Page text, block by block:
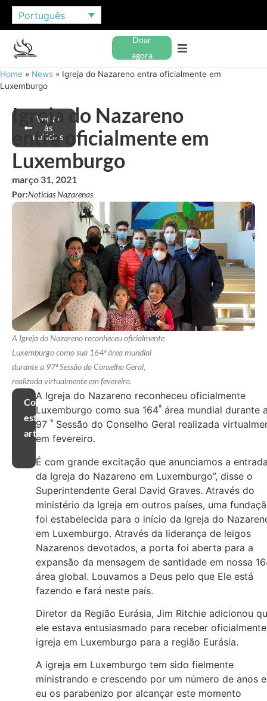
Português
Doar
agora
Home » News » Igreja do Nazareno entra oficialmente em
Luxemburgo
Voltar
às
notícias
Igreja do Nazareno
entra oficialmente em
Luxemburgo
março 31, 2021
Por:Notícias Nazarenas
A Igreja do Nazareno reconheceu oficialmente
Luxemburgo como sua 164ª área mundial
durante a 97ª Sessão do Conselho Geral,
realizada virtualmente em fevereiro.
Compartilhar
este
artigo
A Igreja do Nazareno reconheceu oficialmente
Luxemburgo como sua 164ª área mundial durante
97 ª Sessão do Conselho Geral realizada
em fevereiro.
É com grande excitação que anunciamos a
da Igreja do Nazareno em Luxemburgo”, disse o
Superintendente Geral David Graves. Através do
ministério da Igreja em outros países, uma
foi estabelecida para o início da Igreja do
em Luxemburgo. Através da liderança de leigos
Nazarenos devotados, a porta foi aberta para a
expansão da mensagem de santidade em nossa
área global. Louvamos a Deus pelo que Ele está
fazendo e fará neste país.
Diretor da Região Eurásia, Jim Ritchie adicionou
ele estava entusiasmado para receber
igreja em Luxemburgo para a região Eurásia.
A igreja em Luxemburgo tem sido fielmente
ministrando e crescendo por um número de anos e
eu os parabenizo por alcançar este momento